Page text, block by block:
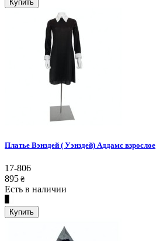
Купить
Платье Вэнздей ( Уэнздей) Аддамс взрослое
17-806
895 ₴
Есть в наличии
Купить